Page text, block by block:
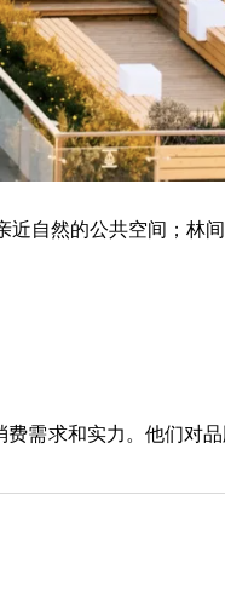
自然的公共空间；林
需求和实力。他们对